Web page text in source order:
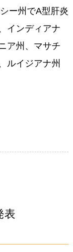
ー州でA型肝炎
インディアナ
ア州、マサチ
ルイジアナ州
表